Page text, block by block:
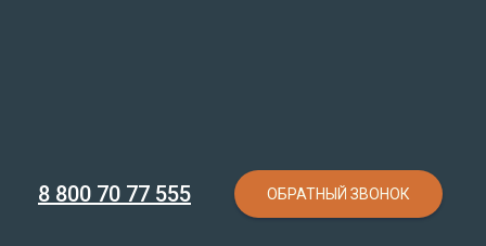
8 800 70 77 555 ОБРАТНЫЙ ЗВОНОК